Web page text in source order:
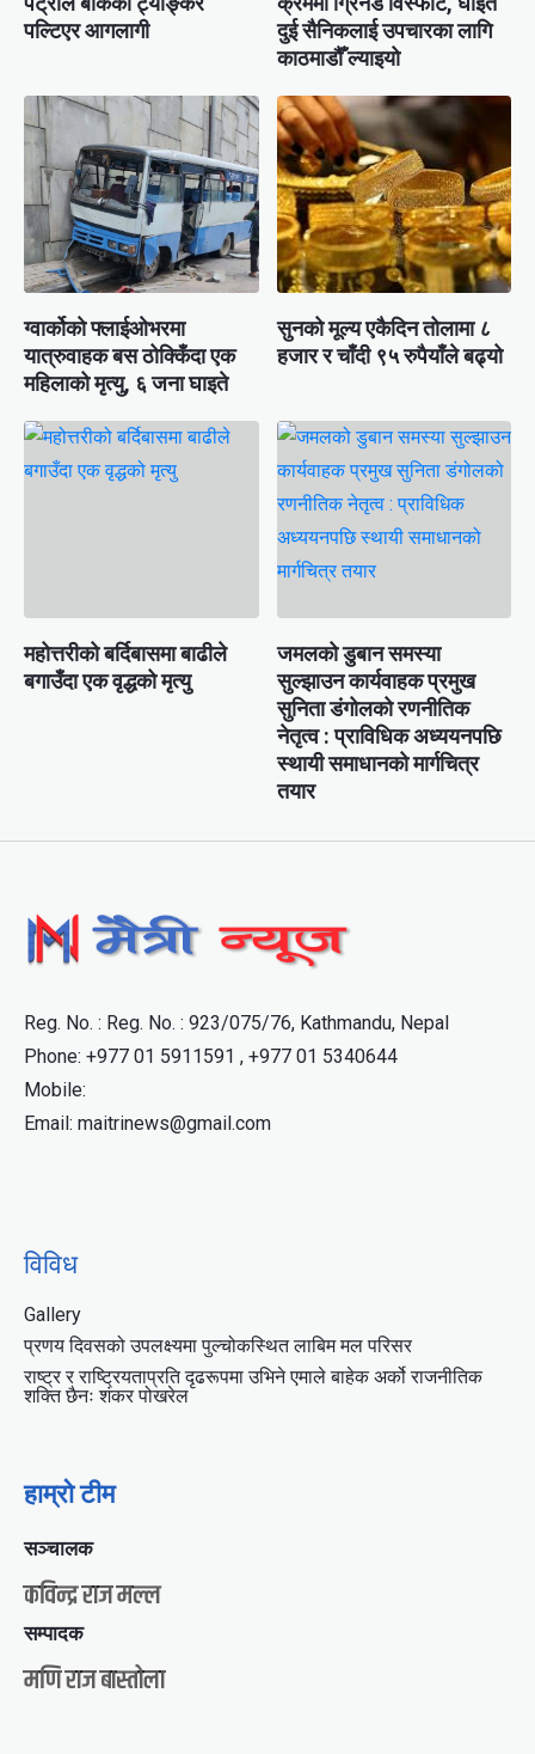
पल्टिएर आगलागी
दुई सैनिकलाई उपचारका लागि
काठमाडौँ ल्याइयो
ग्वार्कोकाे फ्लाईओभरमा
यात्रुवाहक बस ठोक्किँदा एक
महिलाको मृत्यु, ६ जना घाइते
सुनको मूल्य एकैदिन तोलामा ८
हजार र चाँदी ९५ रुपैयाँले बढ्यो
महोत्तरीको बर्दिबासमा बाढीले
बगाउँदा एक वृद्धको मृत्यु
जमलको डुबान समस्या
सुल्झाउन कार्यवाहक प्रमुख
सुनिता डंगोलको रणनीतिक
नेतृत्व : प्राविधिक अध्ययनपछि
स्थायी समाधानको मार्गचित्र
तयार
Reg. No. : Reg. No. : 923/075/76, Kathmandu, Nepal
Phone: +977 01 5911591 , +977 01 5340644
Mobile:
Email: maitrinews@gmail.com
विविध
Gallery
प्रणय दिवसको उपलक्ष्यमा पुल्चोकस्थित लाबिम मल परिसर
राष्ट्र र राष्ट्रियताप्रति दृढरूपमा उभिने एमाले बाहेक अर्को राजनीतिक
शक्ति छैनः शंकर पोखरेल
हाम्रो टीम
सञ्चालक
कविन्द्र राज मल्ल
सम्पादक
मणि राज बास्तोला